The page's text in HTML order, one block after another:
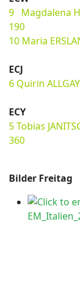
9 Magdalena
190
10 Maria
ECJ
6 Quirin
ECY
5 Tobias
360
Bilder Freitag